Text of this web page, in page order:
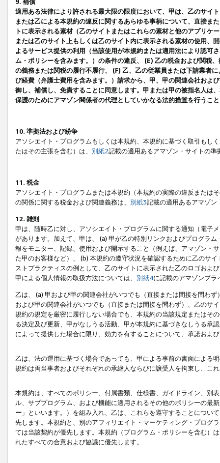
9. 補償
適用ある法律により許される最大限の限度において、甲は、乙のサイ
または乙による本規約の違反に関するあらゆる事柄について、直接ま
トに表示される素材（乙のサイトまたはこれらの素材と他のアプリ
または乙のサイト上もしくは乙のサイト内に表示される素材の使用、
よるサービス提供の利用（当該使用が本規約または適用法により認可
ム・ポリシーを含みます。）の条件の違反、 (E) 乙の税金および関税
の義務または関税の履行不履行、 (F) 乙、乙の従業員または下請業者
び経費（弁護士費用を含みます。）請求から、甲、甲の関連会社およ
御し、補償し、免責することに同意します。甲または甲の被指名人は
保護のためにアマゾン関係者の代理としていかなる法的措置を行うこ
10. 準拠法および紛争
アソシエイト・プログラムもしくは本規約、本規約に基づく取引もし
たはその主張を含む）は、 別紙2記載の適用あるアマゾン・サイトの
11. 税金
アソシエイト・プログラムまたは本規約（本規約の実際の違反または
の関係に関する税金および関連義務は、 別紙3記載の適用あるアマゾン
12. 雑則
甲は、随時乙に対し、アソシエイト・プログラムに関する通知（電子
があります。加えて、甲は、 (a) 甲が乙の特別リンクおよびプログラ
報をモニター、記録、使用および開示すること（例えば、アマゾン・
た甲のお客様など）、 (b) 本規約の遵守状況を確認するために乙のサ
ストプラクティスの例として、乙のサイトに表示された乙のロゴおよ
甲による個人情報の取扱方法については、 別紙4に記載のアマゾンプ
乙は、 (a) 甲および甲の関連会社がいつでも（直接または間接を問わ
および甲の関連会社がいつでも（直接または間接を問わず）、乙のサ
規約の規定を厳密に履行しない場合でも、本規約の当該規定またはそ
る決定及び更新、甲がなしうる活動、甲が本規約に基づきなしうる承
によって提供した場合に限り、効力を有することについて、承諾およ
乙は、法の運用に基づく場合であっても、甲による事前の書面による
規約は両当事者およびそれぞれの承継人ならびに譲受人を拘束し、こ
本規約は、すべてのポリシー、付属書類、仕様書、ガイドライン、別
ル、サブプログラム、および機能に適用されるその他のポリシーの最
ー 」といいます。）を組み入れ、乙は、これらを遵守することにつ
先します。本規約と、別のアフィリエイト・マーケティング・プログ
ては当該契約が優先します。本規約（プログラム・ポリシーを含む）
れたすべての合意および協議に優先します。